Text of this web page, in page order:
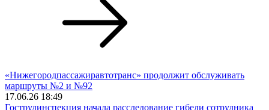
«Нижегородпассажиравтотранс» продолжит обслуживать
маршруты №2 и №92
17.06.26 18:49
Гострудинспекция начала расследование гибели сотрудника